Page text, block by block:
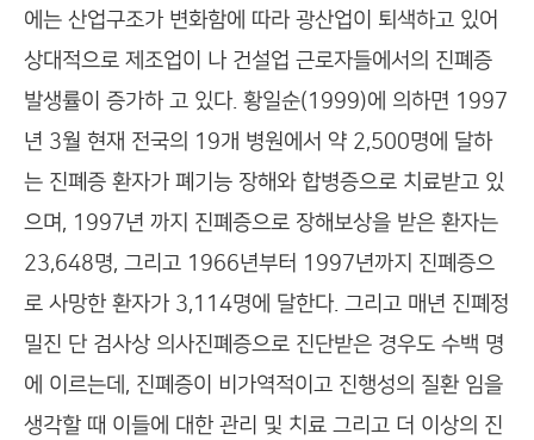
에는 산업구조가 변화함에 따라 광산업이 퇴색하고 있어
상대적으로 제조업이 나 건설업 근로자들에서의 진폐증
발생률이 증가하 고 있다. 황일순(1999)에 의하면 1997
년 3월 현재 전국의 19개 병원에서 약 2,500명에 달하
는 진폐증 환자가 폐기능 장해와 합병증으로 치료받고 있
으며, 1997년 까지 진폐증으로 장해보상을 받은 환자는
23,648명, 그리고 1966년부터 1997년까지 진폐증으
로 사망한 환자가 3,114명에 달한다. 그리고 매년 진폐정
밀진 단 검사상 의사진폐증으로 진단받은 경우도 수백 명
에 이르는데, 진폐증이 비가역적이고 진행성의 질환 임을
생각할 때 이들에 대한 관리 및 치료 그리고 더 이상의 진